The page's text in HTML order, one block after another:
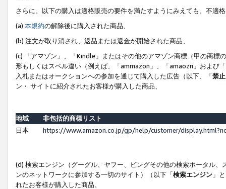
さらに、以下の購入は適格販売の要件を満たすようにみえても、不適
(a) 本規約の解除後に購入された商品、
(b) 注文が取り消され、返品または返金が開始された商品、
(c) 「アマゾン」、「Kindle」またはその他のアマゾン商標（甲の商
形もしくはスペル違い（例えば、「ammazon」、「amaozn」および
入札またはオークションへの参加を通じて購入した広告（以下、「禁
ン・ サイトに紹介されたお客様が購入した商品、
地域
非包括的商標リスト
日本
https://www.amazon.co.jp/gp/help/customer/
(d) 検索エンジン（グーグル、ヤフー、ビングその他の検索ポータル
ンのネットワークに参加する一切のサイト）（以下「検索エンジン 」
れたお客様が購入した商品、